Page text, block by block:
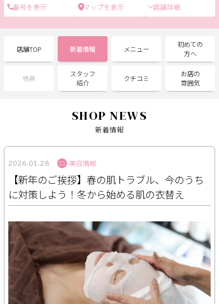
サポート
利用規約
掲載店様
掲載のご案内
掲載の申込み
掲載店様ログイン
閉じる
店舗詳細
店舗TOP 新着情報 メニュー
初めての
方へ
特典
スタッフ
紹介
クチコミ
お店の
雰囲気
SHOP NEWS
新着情報
2026.01.28 美容情報
【新年のご挨拶】春の肌トラブル、今のうち
に対策しよう！冬から始める肌の衣替え